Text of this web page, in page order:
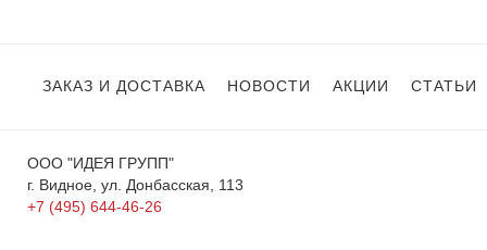
ЗАКАЗ И ДОСТАВКА НОВОСТИ АКЦИИ СТАТЬИ
ООО "ИДЕЯ ГРУПП"
г. Видное, ул. Донбасская, 113
+7 (495) 644-46-26